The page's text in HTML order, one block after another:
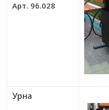
Арт. 96.028
Урна